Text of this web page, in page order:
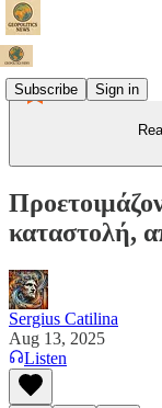
Subscribe Sign in
καταστολή,
Sergius Catilina
Aug 13, 2025
Listen